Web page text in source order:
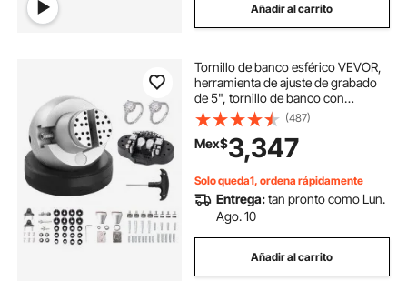
Añadir al carrito
Tornillo de banco esférico VEVOR,
herramienta de ajuste de grabado
de 5", tornillo de banco con
rotación de 360°, 69 piezas de
accesorios para grabado de joyas,
bloque estándar para
incrustaciones de piedras
preciosas y grabado a pequeña
escala.
(487)
Mex$3,347
Solo queda1, ordena rápidamente
Entrega:tan pronto como Lun.
Ago. 10
Añadir al carrito